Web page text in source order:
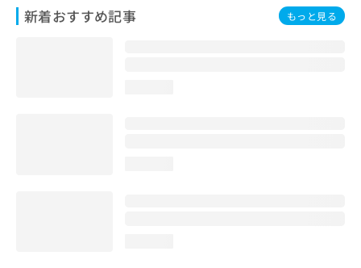
新着おすすめ記事 もっと見る
お
問